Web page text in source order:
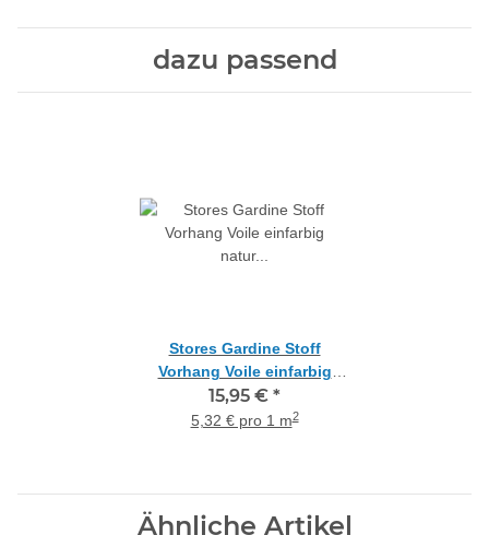
dazu passend
Stores Gardine Stoff
Vorhang Voile einfarbig
natur transparent,
Meterware
15,95 € *
5,32 € pro 1 m2
Ähnliche Artikel